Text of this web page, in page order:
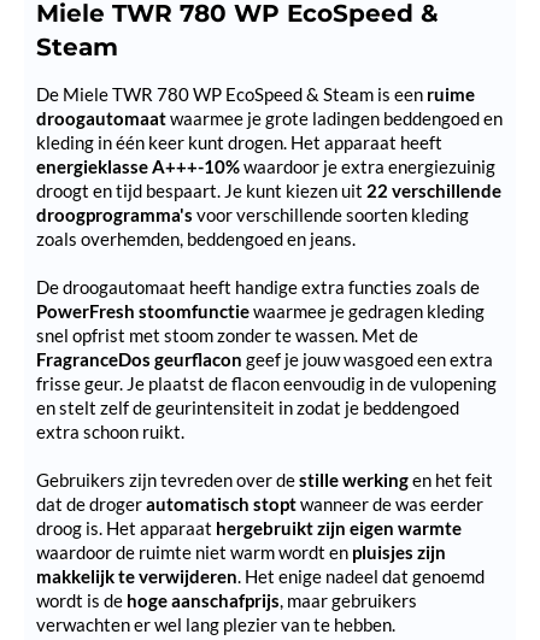
Miele TWR 780 WP EcoSpeed &
Steam
De Miele TWR 780 WP EcoSpeed & Steam is een ruime
droogautomaatwaarmee je grote ladingen beddengoed en
kleding in één keer kunt drogen. Het apparaat heeft
energieklasse A+++-10%waardoor je extra energiezuinig
droogt en tijd bespaart. Je kunt kiezen uit 22 verschillende
droogprogramma's voor verschillende soorten kleding
zoals overhemden, beddengoed en jeans.
De droogautomaat heeft handige extra functies zoals de
PowerFresh stoomfunctiewaarmee je gedragen kleding
snel opfrist met stoom zonder te wassen. Met de
FragranceDos geurflacon geef je jouw wasgoed een extra
frisse geur. Je plaatst de flacon eenvoudig in de vulopening
en stelt zelf de geurintensiteit in zodat je beddengoed
extra schoon ruikt.
Gebruikers zijn tevreden over destille werkingen het feit
dat de drogerautomatisch stoptwanneer de was eerder
droog is. Het apparaat hergebruikt zijn eigen warmte
waardoor de ruimte niet warm wordt en pluisjes zijn
makkelijk te verwijderen. Het enige nadeel dat genoemd
wordt is de hoge aanschafprijs, maar gebruikers
verwachten er wel lang plezier van te hebben.